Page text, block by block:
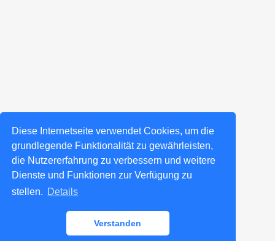
Diese Internetseite verwendet Cookies, um die
grundlegende Funktionalität zu gewährleisten,
die Nutzererfahrung zu verbessern und weitere
Dienste und Funktionen zur Verfügung zu
stellen. Details
Verstanden